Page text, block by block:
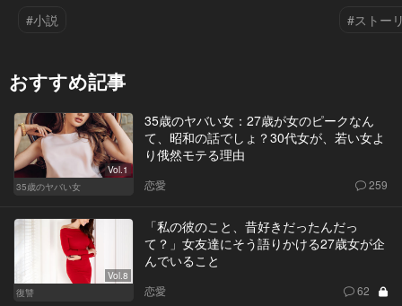
#小説 #ストー
おすすめ記事
Vol.1
35歳のヤバい女
35歳のヤバい女：27歳が女のピークなん
て、昭和の話でしょ？30代女が、若い女よ
り俄然モテる理由
恋愛 259
Vol.8
復讐
「私の彼のこと、昔好きだったんだっ
て？」女友達にそう語りかける27歳女が企
んでいること
恋愛 62